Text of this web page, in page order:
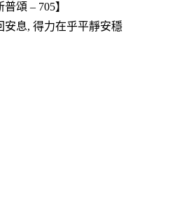
頌 – 705】
安息, 得力在乎平靜安穩